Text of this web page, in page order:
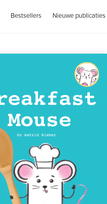
Bestsellers Nieuwe publicaties